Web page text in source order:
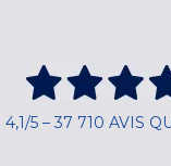
4,1/5 – 37 710 AVIS